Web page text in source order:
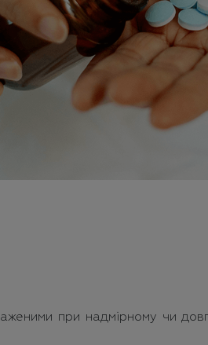
при надмірному чи